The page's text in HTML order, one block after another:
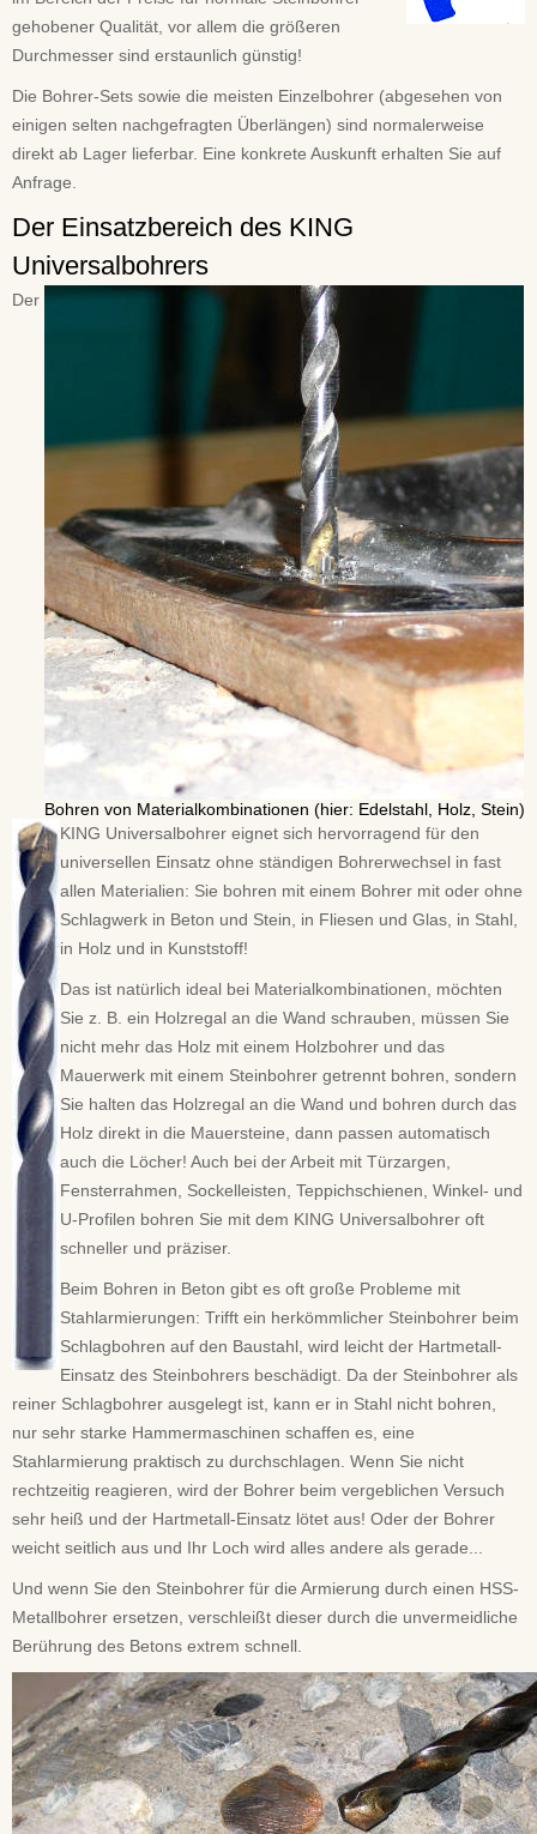
gehobener Qualität, vor allem die größeren
Durchmesser sind erstaunlich günstig!
Die Bohrer-Sets sowie die meisten Einzelbohrer (abgesehen von
einigen selten nachgefragten Überlängen) sind normalerweise
direkt ab Lager lieferbar. Eine konkrete Auskunft erhalten Sie auf
Anfrage.
Der Einsatzbereich des KING
Universalbohrers
Bohren von Materialkombinationen (hier: Edelstahl, Holz, Stein)
Der
KING Universalbohrer eignet sich hervorragend für den
universellen Einsatz ohne ständigen Bohrerwechsel in fast
allen Materialien: Sie bohren mit einem Bohrer mit oder ohne
Schlagwerk in Beton und Stein, in Fliesen und Glas, in Stahl,
in Holz und in Kunststoff!
Das ist natürlich ideal bei Materialkombinationen, möchten
Sie z. B. ein Holzregal an die Wand schrauben, müssen Sie
nicht mehr das Holz mit einem Holzbohrer und das
Mauerwerk mit einem Steinbohrer getrennt bohren, sondern
Sie halten das Holzregal an die Wand und bohren durch das
Holz direkt in die Mauersteine, dann passen automatisch
auch die Löcher! Auch bei der Arbeit mit Türzargen,
Fensterrahmen, Sockelleisten, Teppichschienen, Winkel- und
U-Profilen bohren Sie mit dem KING Universalbohrer oft
schneller und präziser.
Beim Bohren in Beton gibt es oft große Probleme mit
Stahlarmierungen: Trifft ein herkömmlicher Steinbohrer beim
Schlagbohren auf den Baustahl, wird leicht der Hartmetall-
Einsatz des Steinbohrers beschädigt. Da der Steinbohrer als
reiner Schlagbohrer ausgelegt ist, kann er in Stahl nicht bohren,
nur sehr starke Hammermaschinen schaffen es, eine
Stahlarmierung praktisch zu durchschlagen. Wenn Sie nicht
rechtzeitig reagieren, wird der Bohrer beim vergeblichen Versuch
sehr heiß und der Hartmetall-Einsatz lötet aus! Oder der Bohrer
weicht seitlich aus und Ihr Loch wird alles andere als gerade...
Und wenn Sie den Steinbohrer für die Armierung durch einen HSS-
Metallbohrer ersetzen, verschleißt dieser durch die unvermeidliche
Berührung des Betons extrem schnell.